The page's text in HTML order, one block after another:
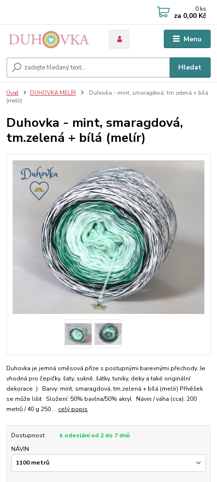
Menu
Hledat
0 ks
za 0,00 Kč
Úvod DUHOVKA MELÍR
Duhovka - mint, smaragdová, tm.zelená + bílá
(melír)
Duhovka - mint, smaragdová,
tm.zelená + bílá (melír)
Duhovka je jemná směsová příze s postupnými barevnými přechody. Je
vhodná pro čepičky, šaty, sukně, šátky, tuniky, deky a také originální
dekorace :) Barvy: mint, smaragdová, tm.zelená + bílá (melír) Přívěšek
se může lišit Složení: 50% bavlna/50% akryl Návin / váha (cca): 200
metrů / 40 g 250 ... celý popis
Dostupnost
k odeslání od 2 do 7 dnů
NÁVIN